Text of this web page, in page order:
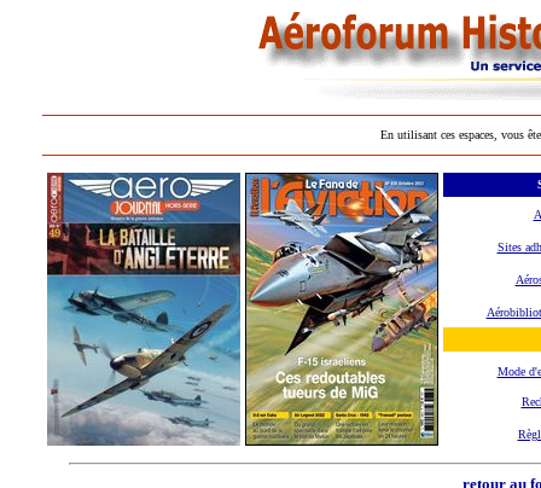
En utilisant ces espaces, vous
Sites
Mode
retour au